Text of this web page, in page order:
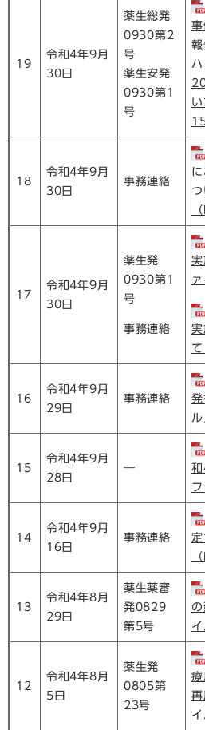
19
令和4年9月
30日
薬生総発
0930第2
号
薬生安発
0930第1
号
事
報
18
令和4年9月
30日
事務連絡
17
令和4年9月
30日
薬生発
0930第1
号
事務連絡
実
16
令和4年9月
29日
事務連絡
発
ル
15
令和4年9月
28日
―
14
令和4年9月
16日
事務連絡
定
13
令和4年8月
29日
薬生薬審
発0829
第5号
12
令和4年8月
5日
薬生発
0805第
23号
療
再